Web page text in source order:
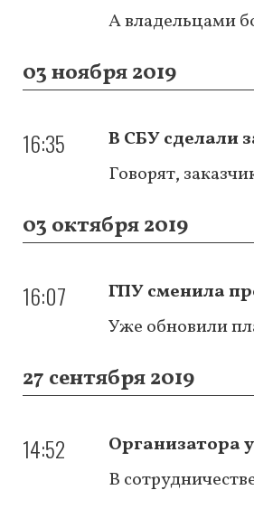
А владельцами
03 ноября 2019
16:35
В СБУ сделали
Говорят,
03 октября 2019
16:07
ГПУ сменила
Уже обновили
27 сентября 2019
14:52
Организатора
В